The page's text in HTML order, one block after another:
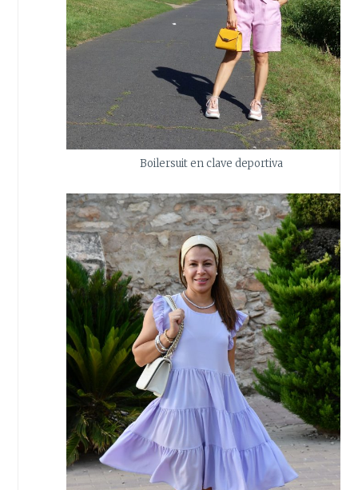
Boilersuit en clave deportiva